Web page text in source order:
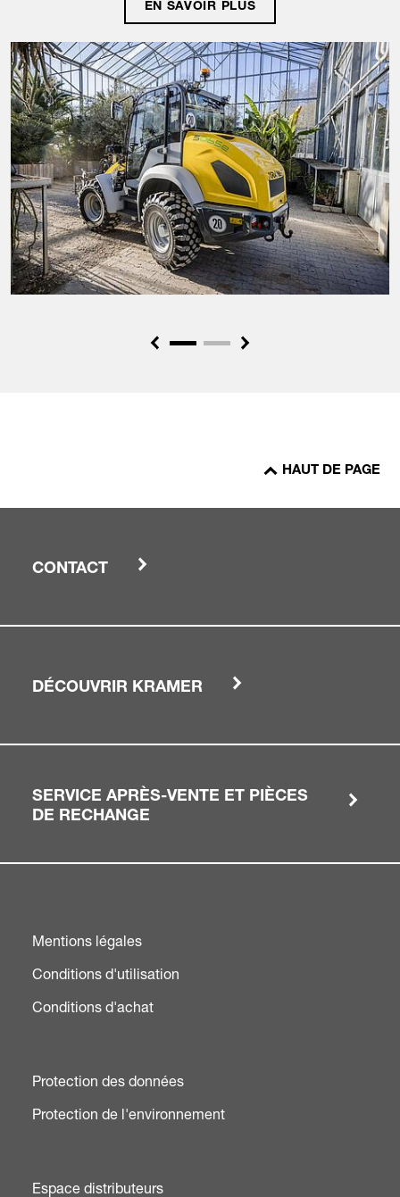
EN SAVOIR PLUS
Previous Next
HAUT DE PAGE
CONTACT
DÉCOUVRIR KRAMER
SERVICE APRÈS-VENTE ET PIÈCES
DE RECHANGE
Mentions légales
Conditions d'utilisation
Conditions d'achat
Protection des données
Protection de l'environnement
Espace distributeurs